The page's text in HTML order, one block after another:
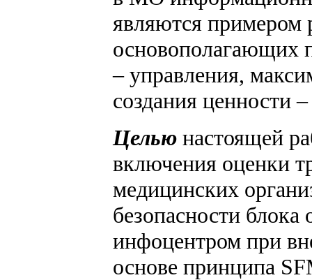
являются примером
основополагающих
– управления,
создания ценности
Целью настоящей
включения оценки
медицинских
безопасности блока
инфоцентром при
основе принципа